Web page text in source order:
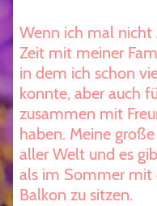
Wenn ich mal nicht
Zeit mit meiner
in dem ich schon
konnte, aber auch
zusammen mit
haben. Meine
aller Welt und es
als im Sommer mit
Balkon zu sitzen.